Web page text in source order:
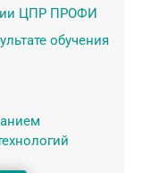
ЦПР ПРОФИ
обучения